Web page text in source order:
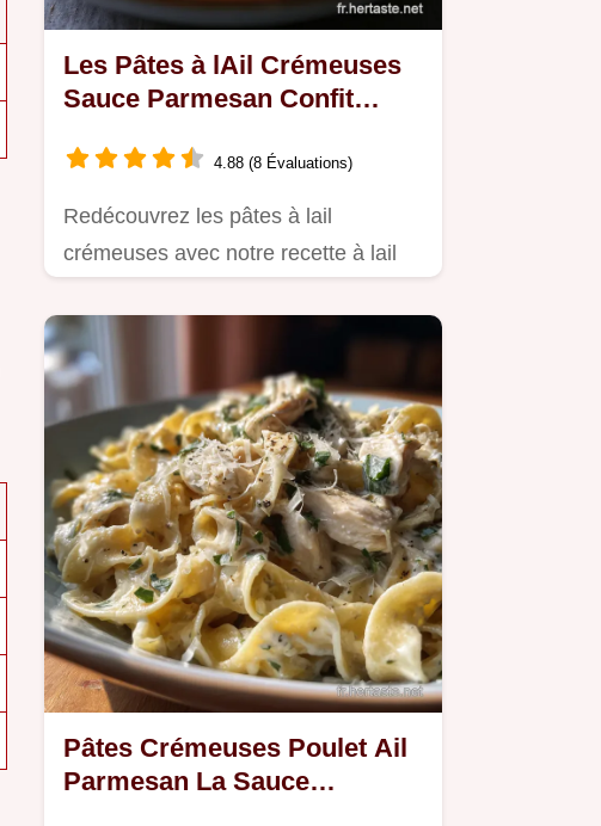
Les Pâtes à lAil Crémeuses
Sauce Parmesan Confit
4.88 (8 Évaluations)
Redécouvrez les pâtes à lail
crémeuses avec notre recette à lail
Pâtes Crémeuses Poulet Ail
Parmesan La Sauce